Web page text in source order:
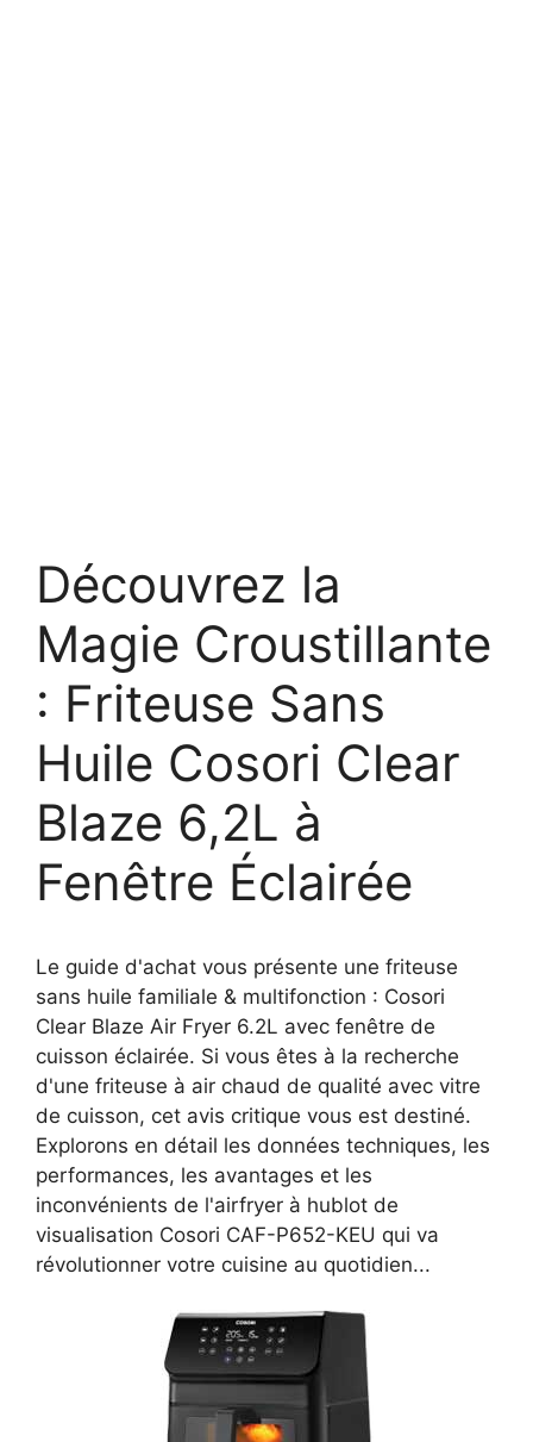
Découvrez la
Magie Croustillante
: Friteuse Sans
Huile Cosori Clear
Blaze 6,2L à
Fenêtre Éclairée
Le guide d'achat vous présente une friteuse
sans huile familiale & multifonction : Cosori
Clear Blaze Air Fryer 6.2L avec fenêtre de
cuisson éclairée. Si vous êtes à la recherche
d'une friteuse à air chaud de qualité avec vitre
de cuisson, cet avis critique vous est destiné.
Explorons en détail les données techniques, les
performances, les avantages et les
inconvénients de l'airfryer à hublot de
visualisation Cosori CAF-P652-KEU qui va
révolutionner votre cuisine au quotidien...